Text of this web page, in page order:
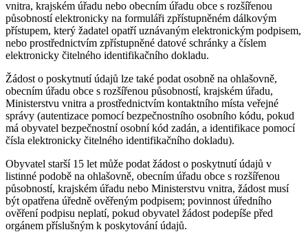
vnitra, krajském úřadu nebo obecním úřadu obce s rozšířenou
působností elektronicky na formuláři zpřístupněném dálkovým
přístupem, který žadatel opatří uznávaným elektronickým podpisem,
nebo prostřednictvím zpřístupněné datové schránky a číslem
elektronicky čitelného identifikačního dokladu.
Žádost o poskytnutí údajů lze také podat osobně na ohlašovně,
obecním úřadu obce s rozšířenou působností, krajském úřadu,
Ministerstvu vnitra a prostřednictvím kontaktního místa veřejné
správy (autentizace pomocí bezpečnostního osobního kódu, pokud
má obyvatel bezpečnostní osobní kód zadán, a identifikace pomocí
čísla elektronicky čitelného identifikačního dokladu).
Obyvatel starší 15 let může podat žádost o poskytnutí údajů v
listinné podobě na ohlašovně, obecním úřadu obce s rozšířenou
působností, krajském úřadu nebo Ministerstvu vnitra, žádost musí
být opatřena úředně ověřeným podpisem; povinnost úředního
ověření podpisu neplatí, pokud obyvatel žádost podepíše před
orgánem příslušným k poskytování údajů.